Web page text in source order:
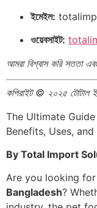
ইমেইল:
ওয়েবসাইট:
আমরা বিশ্বাস করি সততা
কপিরাইট © ২০২৫ টোটাল
The Ultimate
Benefits, Uses,
By Total Import
Are you looking
Bangladesh?